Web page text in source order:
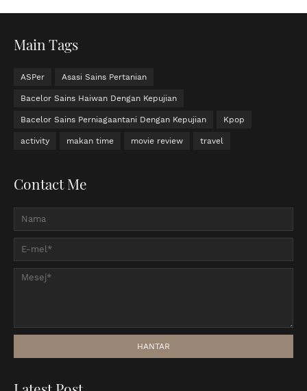
Main Tags
ASPer Asasi Sains Pertanian
Bacelor Sains Haiwan Dengan Kepujian
Bacelor Sains Perniagaantani Dengan Kepujian Kpop
activity makan time movie review travel
Contact Me